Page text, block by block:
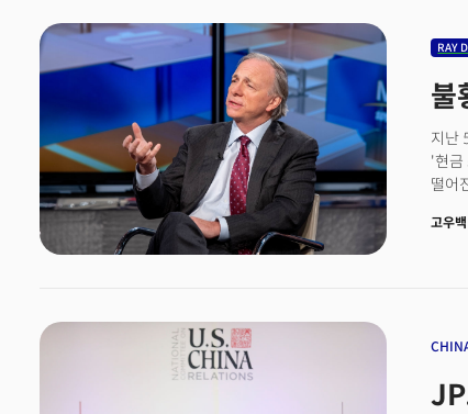
RAY
불
지난
'현금
떨어
해당
퓨어
고우백